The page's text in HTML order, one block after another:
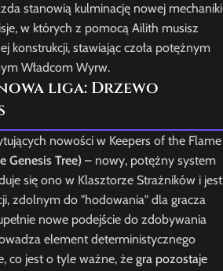
stanowią kulminację nowej mechaniki
w których z pomocą Ailith musisz
konstrukcji, stawiając czoła potężnym
Władcom Wyrw.
liga: Drzewo
nowości w Keepers of the Flame
Genesis Tree) – nowy, potężny system
się ono w Klasztorze Strażników i jest
zdolnym do "hodowania" dla gracza
nowe podejście do zdobywania
element deterministycznego
co jest o tyle ważne, że gra pozostaje